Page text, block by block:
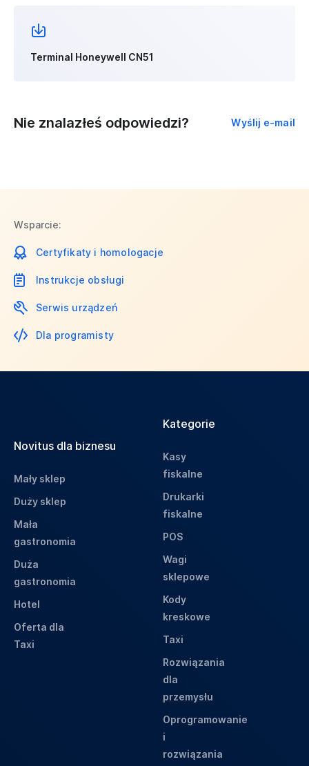
Terminal Honeywell CN51
Nie znalazłeś odpowiedzi? Wyślij e-mail
Wsparcie:
Certyfikaty i homologacje
Instrukcje obsługi
Serwis urządzeń
Dla programisty
Novitus dla biznesu
Mały sklep
Duży sklep
Mała
gastronomia
Duża
gastronomia
Hotel
Oferta dla
Taxi
Kategorie
Kasy
fiskalne
Drukarki
fiskalne
POS
Wagi
sklepowe
Kody
kreskowe
Taxi
Rozwiązania
dla
przemysłu
Oprogramowanie
i
rozwiązania